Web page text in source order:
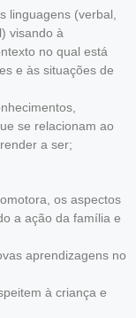
linguagens (verbal,
visando à
no qual está
e às situações de
se relacionam ao
a ser;
os aspectos
a ação da família e
aprendizagens no
à criança e